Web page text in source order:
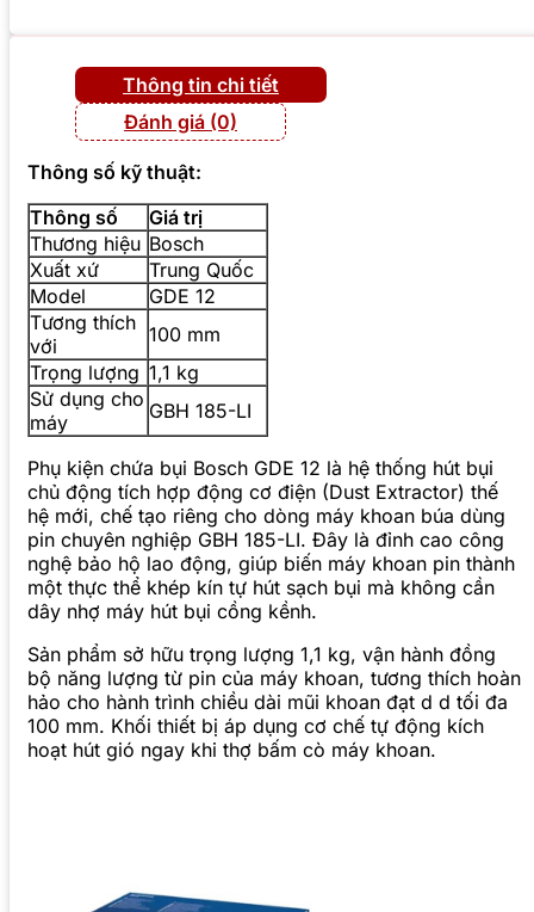
Thông tin chi tiết
Đánh giá (0)
Thông số kỹ thuật:
Thông số
Giá trị
Thương hiệu Bosch
Xuất xứ
Trung Quốc
Model
GDE 12
Tương thích
với
100 mm
Trọng lượng 1,1 kg
Sử dụng cho
máy
GBH 185-LI
Phụ kiện chứa bụi Bosch GDE 12 là hệ thống hút bụi
chủ động tích hợp động cơ điện (Dust Extractor) thế
hệ mới, chế tạo riêng cho dòng máy khoan búa dùng
pin chuyên nghiệp GBH 185-LI. Đây là đỉnh cao công
nghệ bảo hộ lao động, giúp biến máy khoan pin thành
một thực thể khép kín tự hút sạch bụi mà không cần
dây nhợ máy hút bụi cồng kềnh.
Sản phẩm sở hữu trọng lượng 1,1 kg, vận hành đồng
bộ năng lượng từ pin của máy khoan, tương thích hoàn
hảo cho hành trình chiều dài mũi khoan đạt d d tối đa
100 mm. Khối thiết bị áp dụng cơ chế tự động kích
hoạt hút gió ngay khi thợ bấm cò máy khoan.